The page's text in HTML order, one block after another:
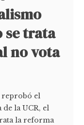
se trata
no vota
reprobó el
de la UCR, el
la reforma